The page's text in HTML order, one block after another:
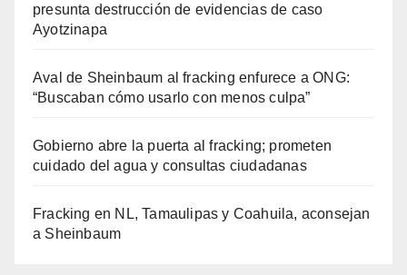
presunta destrucción de evidencias de caso
Ayotzinapa
Aval de Sheinbaum al fracking enfurece a ONG:
“Buscaban cómo usarlo con menos culpa”
Gobierno abre la puerta al fracking; prometen
cuidado del agua y consultas ciudadanas
Fracking en NL, Tamaulipas y Coahuila, aconsejan
a Sheinbaum